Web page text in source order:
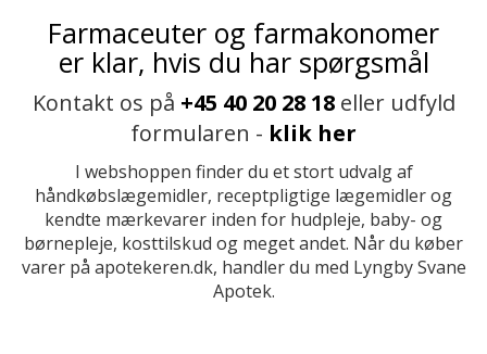
Farmaceuter og farmakonomer
er klar, hvis du har spørgsmål
Kontakt os på +45 40 20 28 18eller udfyld
formularen - klik her
I webshoppen finder du et stort udvalg af
håndkøbslægemidler, receptpligtige lægemidler og
kendte mærkevarer inden for hudpleje, baby- og
børnepleje, kosttilskud og meget andet. Når du køber
varer på apotekeren.dk, handler du med Lyngby Svane
Apotek.